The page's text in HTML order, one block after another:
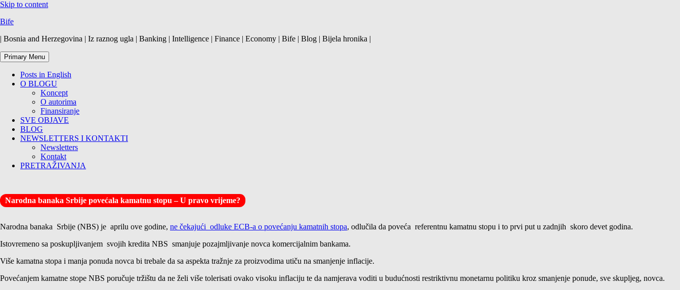
Skip to content
Bife
| Bosnia and Herzegovina | Iz raznog ugla | Banking | Intelligence | Finance | Economy | Bife | Blog | Bijela hronika |
Primary Menu
Posts in English
O BLOGU
Koncept
O autorima
Finansiranje
SVE OBJAVE
BLOG
NEWSLETTERS I KONTAKTI
Newsletters
Kontakt
PRETRAŽIVANJA
Narodna banaka Srbije povećala kamatnu stopu – U pravo vrijeme?
Narodna banaka Srbije (NBS) je aprilu ove godine, ne čekajući odluke ECB-a o povećanju kamatnih stopa, odlučila da poveća referentnu kamatnu stopu i to prvi put u zadnjih skoro devet godina.
Istovremeno sa poskupljivanjem svojih kredita NBS smanjuje pozajmljivanje novca komercijalnim bankama.
Više kamatna stopa i manja ponuda novca bi trebale da sa aspekta tražnje za proizvodima utiču na smanjenje inflacije.
Povećanjem kamatne stope NBS poručuje tržištu da ne želi više tolerisati ovako visoku inflaciju te da namjerava voditi u budućnosti restriktivnu monetarnu politiku kroz smanjenje ponude, sve skupljeg, novca.